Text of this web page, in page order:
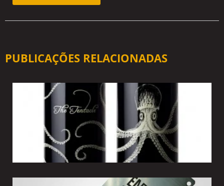
PUBLICAÇÕES RELACIONADAS